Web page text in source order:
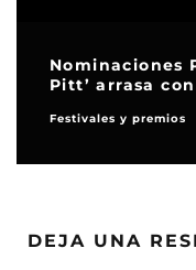
Nominaciones
Pitt’ arrasa
Festivales y premios
DEJA UNA